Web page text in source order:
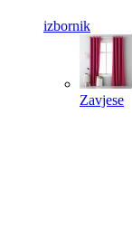
izbornik
Zavjese